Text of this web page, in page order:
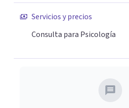
específicas. Mi objetivo es ofrecer
empático y respetuoso, donde
comprender sus dificultades,
emocional, académico y
Servicios y precios
Consulta para Psicología